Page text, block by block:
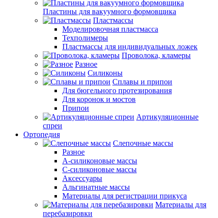
Пластины для вакуумного формовщика
Пластмассы
Моделировочная пластмасса
Техполимеры
Пластмассы для индивидуальных ложек
Проволока, кламеры
Разное
Силиконы
Сплавы и припои
Для бюгельного протезирования
Для коронок и мостов
Припои
Артикуляционные
спреи
Ортопедия
Слепочные массы
Разное
А-силиконовые массы
С-силиконовые массы
Аксессуары
Альгинатные массы
Материалы для регистрации прикуса
Материалы для
перебазировки